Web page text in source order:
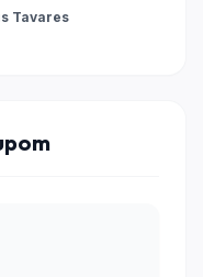
Tavares